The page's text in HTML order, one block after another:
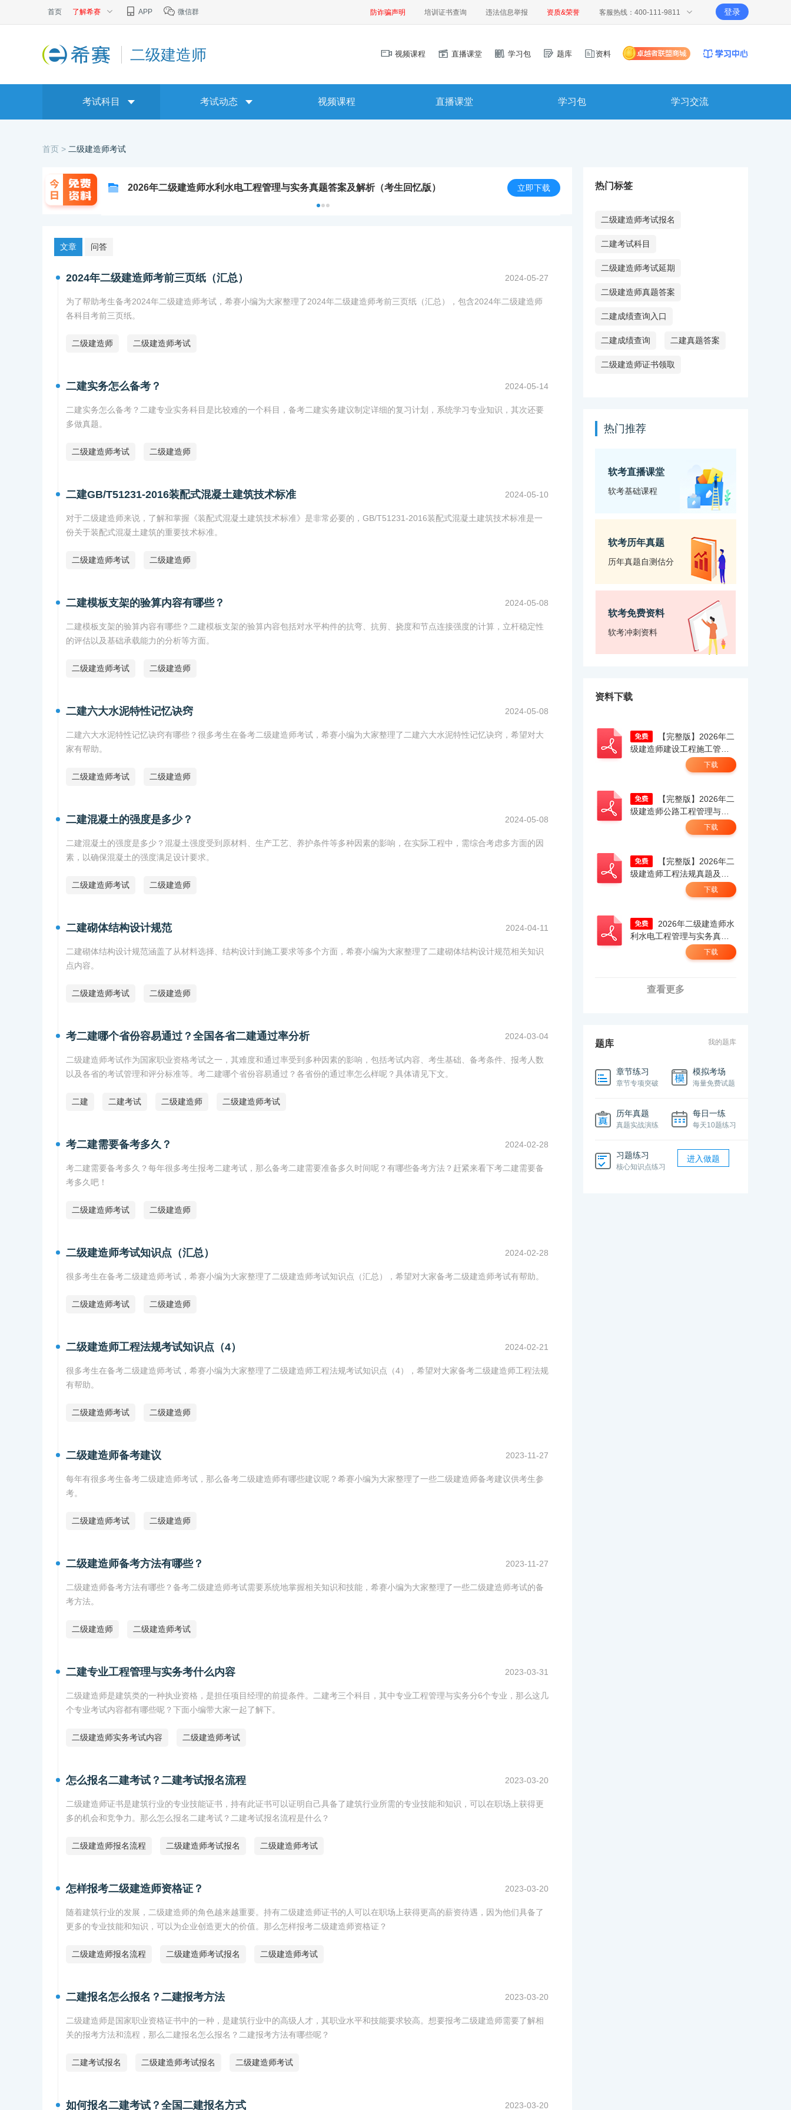
首页 了解希赛 APP 微信群 防诈骗声明 培训证书查询 违法信息举报 资质&荣誉 客服热线：400-111-9811 登录
二级建造师 视频课程 直播课堂 学习包 题库 资料
考试科目 考试动态 视频课程 直播课堂 学习包 学习交流
首页 > 二级建造师考试
2026年二级建造师水利水电工程管理与实务真题答案及解析（考生回忆版） 立即下载
文章 问答
2024年二级建造师考前三页纸（汇总） 2024-05-27
为了帮助考生备考2024年二级建造师考试，希赛小编为大家整理了2024年二级建造师考前三页纸（汇总），包含2024年二级建造师
各科目考前三页纸。
二级建造师 二级建造师考试
二建实务怎么备考？ 2024-05-14
二建实务怎么备考？二建专业实务科目是比较难的一个科目，备考二建实务建议制定详细的复习计划，系统学习专业知识，其次还要
多做真题。
二级建造师考试 二级建造师
二建GB/T51231-2016装配式混凝土建筑技术标准 2024-05-10
对于二级建造师来说，了解和掌握《装配式混凝土建筑技术标准》是非常必要的，GB/T51231-2016装配式混凝土建筑技术标准是一
份关于装配式混凝土建筑的重要技术标准。
二级建造师考试 二级建造师
二建模板支架的验算内容有哪些？ 2024-05-08
二建模板支架的验算内容有哪些？二建模板支架的验算内容包括对水平构件的抗弯、抗剪、挠度和节点连接强度的计算，立杆稳定性
的评估以及基础承载能力的分析等方面。
二级建造师考试 二级建造师
二建六大水泥特性记忆诀窍 2024-05-08
二建六大水泥特性记忆诀窍有哪些？很多考生在备考二级建造师考试，希赛小编为大家整理了二建六大水泥特性记忆诀窍，希望对大
家有帮助。
二级建造师考试 二级建造师
二建混凝土的强度是多少？ 2024-05-08
二建混凝土的强度是多少？混凝土强度受到原材料、生产工艺、养护条件等多种因素的影响，在实际工程中，需综合考虑多方面的因
素，以确保混凝土的强度满足设计要求。
二级建造师考试 二级建造师
二建砌体结构设计规范 2024-04-11
二建砌体结构设计规范涵盖了从材料选择、结构设计到施工要求等多个方面，希赛小编为大家整理了二建砌体结构设计规范相关知识
点内容。
二级建造师考试 二级建造师
考二建哪个省份容易通过？全国各省二建通过率分析 2024-03-04
二级建造师考试作为国家职业资格考试之一，其难度和通过率受到多种因素的影响，包括考试内容、考生基础、备考条件、报考人数
以及各省的考试管理和评分标准等。考二建哪个省份容易通过？各省份的通过率怎么样呢？具体请见下文。
二建 二建考试 二级建造师 二级建造师考试
考二建需要备考多久？ 2024-02-28
考二建需要备考多久？每年很多考生报考二建考试，那么备考二建需要准备多久时间呢？有哪些备考方法？赶紧来看下考二建需要备
考多久吧！
二级建造师考试 二级建造师
二级建造师考试知识点（汇总） 2024-02-28
很多考生在备考二级建造师考试，希赛小编为大家整理了二级建造师考试知识点（汇总），希望对大家备考二级建造师考试有帮助。
二级建造师考试 二级建造师
二级建造师工程法规考试知识点（4） 2024-02-21
很多考生在备考二级建造师考试，希赛小编为大家整理了二级建造师工程法规考试知识点（4），希望对大家备考二级建造师工程法规
有帮助。
二级建造师考试 二级建造师
二级建造师备考建议 2023-11-27
每年有很多考生备考二级建造师考试，那么备考二级建造师有哪些建议呢？希赛小编为大家整理了一些二级建造师备考建议供考生参
考。
二级建造师考试 二级建造师
二级建造师备考方法有哪些？ 2023-11-27
二级建造师备考方法有哪些？备考二级建造师考试需要系统地掌握相关知识和技能，希赛小编为大家整理了一些二级建造师考试的备
考方法。
二级建造师 二级建造师考试
二建专业工程管理与实务考什么内容 2023-03-31
二级建造师是建筑类的一种执业资格，是担任项目经理的前提条件。二建考三个科目，其中专业工程管理与实务分6个专业，那么这几
个专业考试内容都有哪些呢？下面小编带大家一起了解下。
二级建造师实务考试内容 二级建造师考试
怎么报名二建考试？二建考试报名流程 2023-03-20
二级建造师证书是建筑行业的专业技能证书，持有此证书可以证明自己具备了建筑行业所需的专业技能和知识，可以在职场上获得更
多的机会和竞争力。那么怎么报名二建考试？二建考试报名流程是什么？
二级建造师报名流程 二级建造师考试报名 二级建造师考试
怎样报考二级建造师资格证？ 2023-03-20
随着建筑行业的发展，二级建造师的角色越来越重要。持有二级建造师证书的人可以在职场上获得更高的薪资待遇，因为他们具备了
更多的专业技能和知识，可以为企业创造更大的价值。那么怎样报考二级建造师资格证？
二级建造师报名流程 二级建造师考试报名 二级建造师考试
二建报名怎么报名？二建报考方法 2023-03-20
二级建造师是国家职业资格证书中的一种，是建筑行业中的高级人才，其职业水平和技能要求较高。想要报考二级建造师需要了解相
关的报考方法和流程，那么二建报名怎么报名？二建报考方法有哪些呢？
二建考试报名 二级建造师考试报名 二级建造师考试
如何报名二建考试？全国二建报名方式 2023-03-20
热门标签
二级建造师考试报名
二建考试科目
二级建造师考试延期
二级建造师真题答案
二建成绩查询入口
二建成绩查询 二建真题答案
二级建造师证书领取
热门推荐
软考直播课堂
软考基础课程
软考历年真题
历年真题自测估分
软考免费资料
软考冲刺资料
资料下载
级建造师建设工程施工管理
真题答案及解析（考生回忆
下载
级建造师公路工程管理与实
务真题解析（考生回忆
下载
级建造师工程法规真题及答
案解析（5.30）（考生回忆
下载
利水电工程管理与实务真题
答案及解析（考生回忆
下载
查看更多
题库 我的题库
章节练习
章节专项突破
模拟考场
海量免费试题
历年真题
真题实战演练
每日一练
每天10题练习
习题练习
核心知识点练习
进入做题